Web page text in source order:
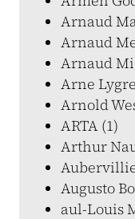
Arnaud
Arnaud
Arnaud
Arne
Arnold
ARTA (1)
Arthur
Augusto
aul-Louis